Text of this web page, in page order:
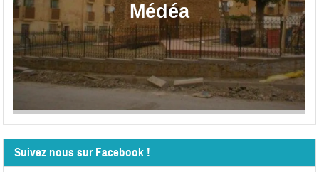
Médéa
Suivez nous sur Facebook !